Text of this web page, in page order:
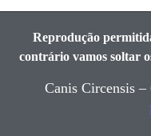
Reprodução
contrário vamos soltar
Canis Circensis